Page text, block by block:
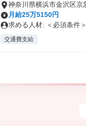
神奈川県横浜市金沢区京
月給25万5150円
求める人材: ＜必須条件
交通費支給